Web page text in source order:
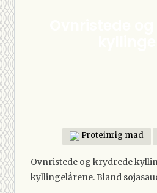
Proteinrig mad
Ovnristede og krydrede
kyllingelårene. Bland